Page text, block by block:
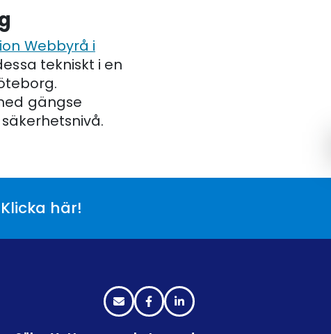
Webbyrå i
tekniskt i en
gängse
här!